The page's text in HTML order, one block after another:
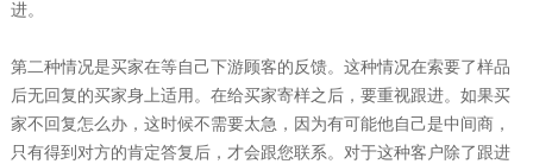
进。
第二种情况是买家在等自己下游顾客的反馈。这种情况在索要了样品
后无回复的买家身上适用。在给买家寄样之后，要重视跟进。如果买
家不回复怎么办，这时候不需要太急，因为有可能他自己是中间商，
只有得到对方的肯定答复后，才会跟您联系。对于这种客户除了跟进